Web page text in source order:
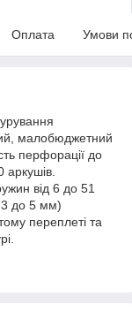
Оплата Умови
малобюджетний
перфорації до
від 6 до 51
3 до 5 мм)
переплеті та